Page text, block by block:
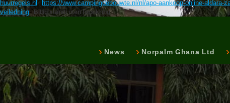
huurregels.nl https://www.campingdebouwte.nl/nl/apo-aankoop-online-aldara-
veiledning
Billig xtandi uten forsikring
News Norpalm Ghana Ltd